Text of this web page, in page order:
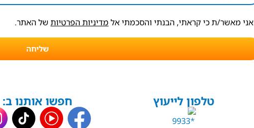
אני מאשר/ת כי קראתי, הבנתי והסכמתי אל מדיניות הפרטיות של האתר.
שליחה
טלפון לייעוץ חפשו אותנו ב: